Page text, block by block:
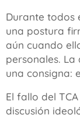
Durante todos
una postura
aún cuando
personales.
una consigna:
El fallo del
discusión